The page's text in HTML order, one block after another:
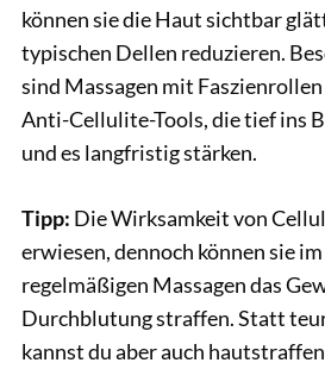
können sie die Haut sichtbar
typischen Dellen reduzieren.
sind Massagen mit
Anti-Cellulite-Tools, die tief ins
und es langfristig stärken.
Tipp: Die Wirksamkeit von
erwiesen, dennoch können sie
regelmäßigen Massagen das
Durchblutung straffen. Statt
kannst du aber auch